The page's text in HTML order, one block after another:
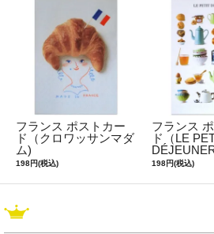
フランス ポストカー
ド（クロワッサンマダ
ム)
198円(税込)
フランス
ド（LE
198円(税込)